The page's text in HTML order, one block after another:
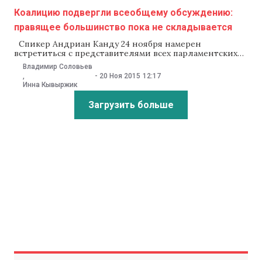
Коалицию подвергли всеобщему обсуждению:
правящее большинство пока не складывается
Спикер Андриан Канду 24 ноября намерен
встретиться с представителями всех парламентских
фракций, чтобы обсудить пути выхода
из затянувшегося политического кризиса. Лидеры
партий тем временем выступили с разными
предложениями по формированию правящего
большинства. Набор вариантов варьируется
от широкой коалиции до досрочных выборов.
Переговоры по созданию новой правящей коалиции
Владимир Соловьев
,
Инна Кывыржик
- 20 Ноя 2015 12:17
Загрузить больше